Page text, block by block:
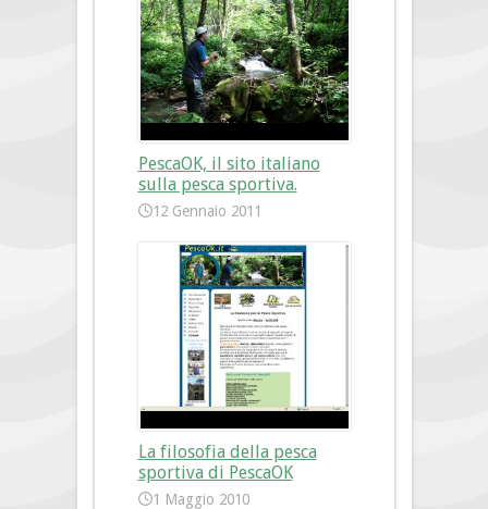
PescaOK, il sito italiano
sulla pesca sportiva.
12 Gennaio 2011
La filosofia della pesca
sportiva di PescaOK
1 Maggio 2010